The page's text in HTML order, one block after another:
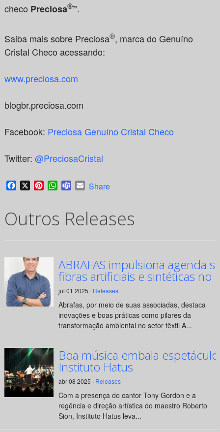
checo Preciosa®”.
Saiba mais sobre Preciosa®, marca do Genuíno
Cristal Checo acessando:
www.preciosa.com
blogbr.preciosa.com
Facebook: Preciosa Genuíno Cristal Checo
Twitter: @PreciosaCristal
Facebook
X PinterestWhatsApp
TeamsEmail
Share
Outros Releases
ABRAFAS impulsiona agenda
fibras artificiais e sintéticas no
jul 01 2025 · Releases
Abrafas, por meio de suas associadas, destaca
inovações e boas práticas como pilares da
transformação ambiental no setor têxtil A...
Boa música embala
Instituto Hatus
abr 08 2025 · Releases
Com a presença do cantor Tony Gordon e a
regência e direção artística do maestro Roberto
Sion, Instituto Hatus leva...